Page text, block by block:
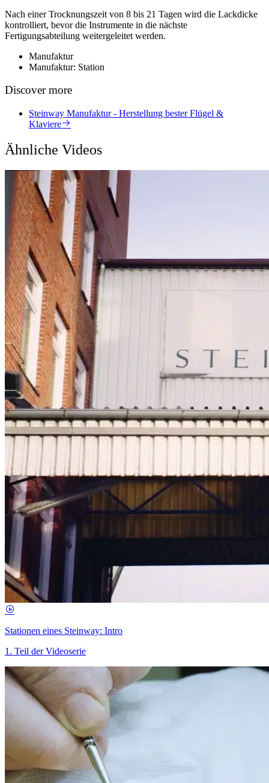
Nach einer Trocknungszeit von 8 bis 21 Tagen wird die Lackdicke
kontrolliert, bevor die Instrumente in die nächste
Fertigungsabteilung weitergeleitet werden.
Manufaktur
Manufaktur: Station
Discover more
Steinway Manufaktur - Herstellung bester Flügel &
Klaviere
Ähnliche Videos
Stationen eines Steinway: Intro
1. Teil der Videoserie